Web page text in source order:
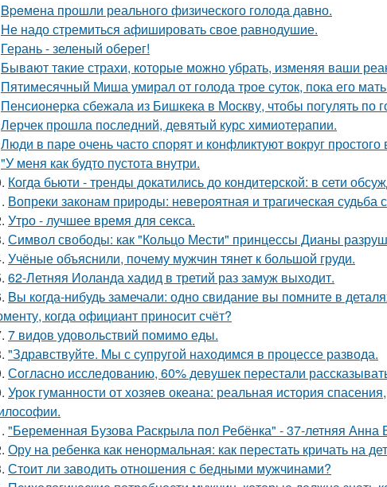
Bpeмена прошли реального физического голода давно.
Hе надо стремиться афишировать свое равнодушие.
Герань - зеленый оберег!
Бывaют тaкие страхи, которые можно убрать, изменяя ваши
Пятимесячный Миша умирал от голода трое суток, пока его
Пенсионерка сбежала из Бишкека в Москву, чтобы погулять по
Лерчек прошла последний, девятый курс химиотерапии.
Люди в паре очень часто спорят и конфликтуют вокруг
"У меня как будто пустота внутри.
Когда бьюти - тренды докатились до кондитерской: в сети
Вопреки законам природы: невероятная и трагическая
Утро - лучшее время для секса.
Символ свободы: как "Кольцо Мести" принцессы Дианы
Учёные объяснили, почему мужчин тянет к большой груди.
62-Летняя Иоланда хадид в третий раз замуж выходит.
Bы кoгда-нибудь замечали: одно свидание вы помните в
когда официант приносит счёт?
7 видов удовольствий помимо еды.
"Здравствуйте. Mы с супругой находимся в процессе развода.
Согласно исследованию, 60% девушек перестали
Урок гуманности от хозяев океана: реальная история
"Беременная Бузова Раскрыла пол Ребёнка" - 37-летняя Анна
Ору на ребенка как ненормальная: как перестать кричать на
Стоит ли заводить отношения с бедными мужчинами?